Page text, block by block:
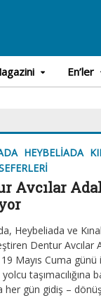
En’ler
HEYBELIADA
Avcılar
Heybeliada ve
Dentur Avcılar
Mayıs Cuma günü
taşımacılığına
her gün gidiş – dönüş